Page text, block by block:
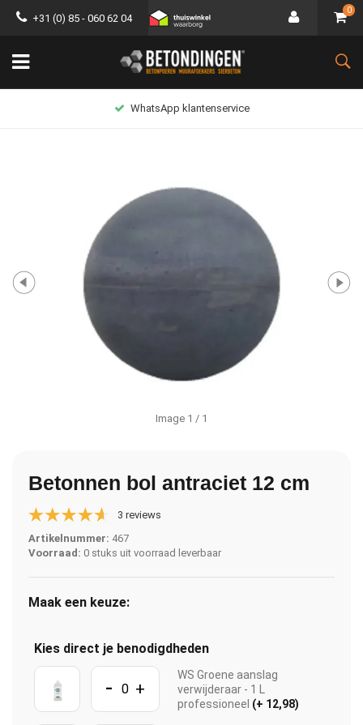
+31 (0) 85 - 060 62 04
0
WhatsApp klantenservice
Image 1 / 1
Betonnen bol antraciet 12 cm
3 reviews
Artikelnummer: 467
Voorraad: 0 stuks uit voorraad leverbaar
Maak een keuze:
Kies direct je benodigdheden
- +
WS Groene aanslag
verwijderaar - 1 L
professioneel (+ 12,98)